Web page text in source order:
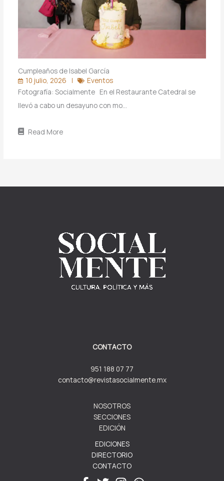
Cumpleaños de Isabel García
10 julio, 2026
Eventos
Fotografía: Socialmente En el Restaurante Catedral se
llevó a cabo un desayuno con mo…
Read More
CONTACTO
951 188 07 77
contacto@revistasocialmente.mx
NOSOTROS
SECCIONES
EDICIÓN
EDICIONES
DIRECTORIO
CONTACTO